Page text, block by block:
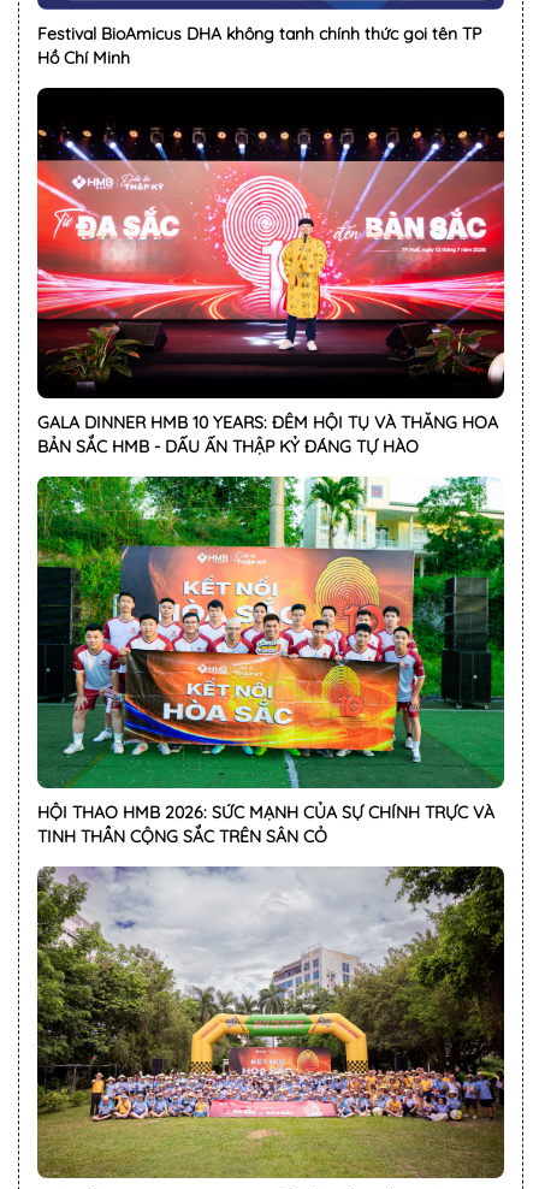
Festival BioAmicus DHA không tanh chính thức goi tên TP
Hồ Chí Minh
GALA DINNER HMB 10 YEARS: ĐÊM HỘI TỤ VÀ THĂNG HOA
BẢN SẮC HMB - DẤU ẤN THẬP KỶ ĐÁNG TỰ HÀO
HỘI THAO HMB 2026: SỨC MẠNH CỦA SỰ CHÍNH TRỰC VÀ
TINH THẦN CỘNG SẮC TRÊN SÂN CỎ